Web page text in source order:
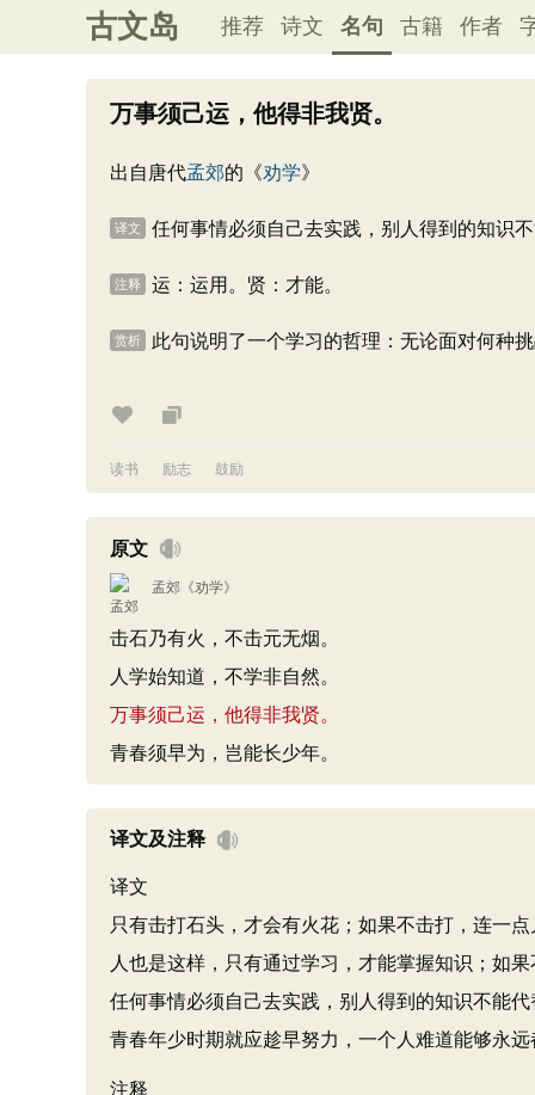
古文岛 推荐 诗文 名句 古籍 作者
万事须己运，他得非我贤。
出自唐代孟郊的《劝学》
译文 任何事情必须自己去实践，别人得到的知识不
注释 运：运用。贤：才能。
赏析 此句说明了一个学习的哲理：无论面对何种
读书 励志 鼓励
原文
孟郊 《劝学》
击石乃有火，不击元无烟。
人学始知道，不学非自然。
万事须己运，他得非我贤。
青春须早为，岂能长少年。
译文及注释
译文
只有击打石头，才会有火花；如果不击打，连一点
人也是这样，只有通过学习，才能掌握知识；如
任何事情必须自己去实践，别人得到的知识不能代
青春年少时期就应趁早努力，一个人难道能够永远
注释